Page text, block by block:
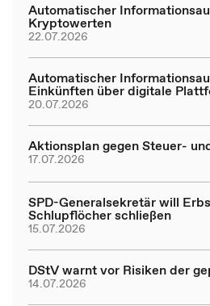
Automatischer
Kryptowerten
22.07.2026
Automatischer
Einkünften über digitale
20.07.2026
Aktionsplan gegen Steuer-
17.07.2026
SPD-Generalsekretär will
Schlupflöcher schließen
15.07.2026
DStV warnt vor Risiken der
14.07.2026